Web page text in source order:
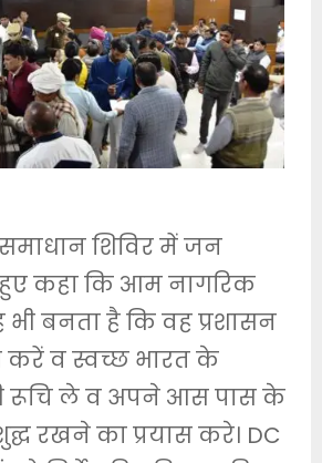
शिविर में जन
कहा कि आम नागरिक
भी बनता है कि वह प्रशासन
करें व स्वच्छ भारत के
रूचि ले व अपने आस पास के
रखने का प्रयास करे। DC